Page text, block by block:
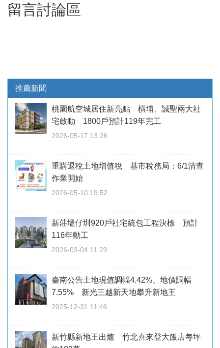
留言討論區
推薦新聞
桃園航空城居住新亮點 橫埔、誠聖兩大社
宅啟動 1800戶預計119年完工
2026-05-17 13:26
重購退稅土地增值稅 基市稅務局：6/1清查
作業開始
2026-05-10 19:52
新莊塭仔圳920戶社宅統包工程決標 預計
116年動工
2026-03-04 11:29
臺南公告土地現值調幅4.42%、地價調幅
7.55% 新光三越新天地攀升新地王
2025-12-31 11:46
新竹縣新地王出爐 竹北喜來登大飯店每坪